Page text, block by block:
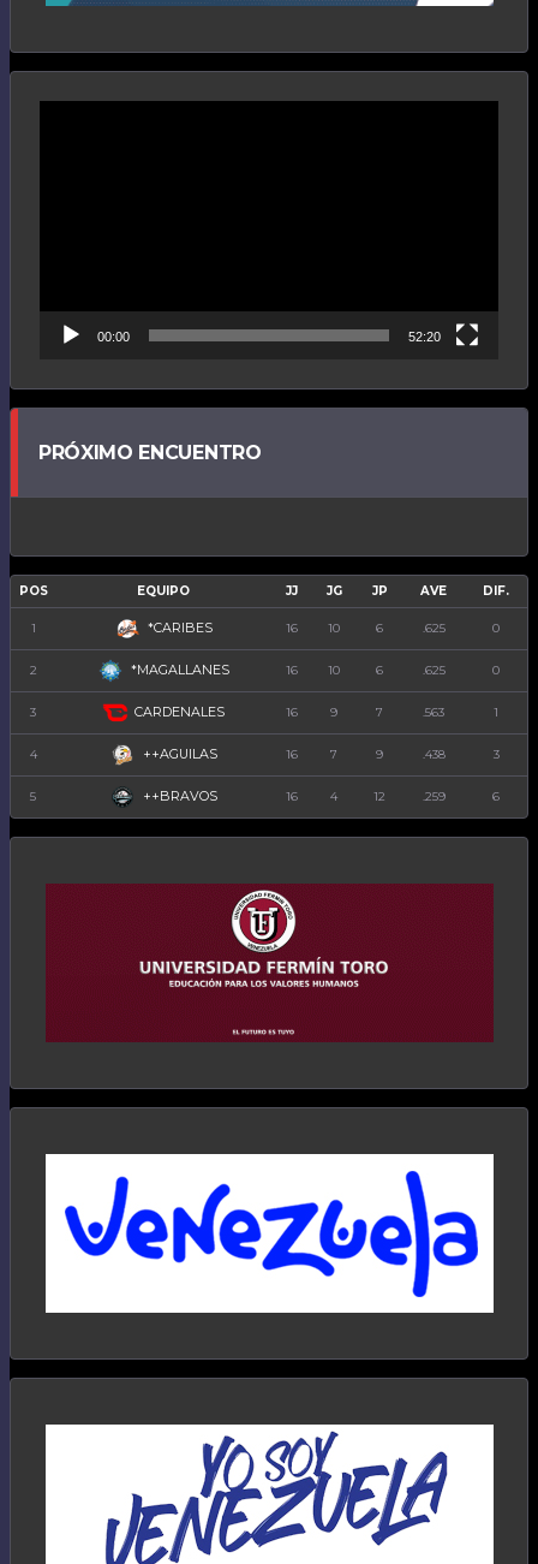
00:00 52:20
PRÓXIMO ENCUENTRO
POS EQUIPO JJ JG JP AVE DIF.
1 *CARIBES 16 10 6 .625 0
2 *MAGALLANES 16 10 6 .625 0
3 CARDENALES 16 9 7 .563 1
4 ++AGUILAS 16 7 9 .438 3
5 ++BRAVOS 16 4 12 .259 6